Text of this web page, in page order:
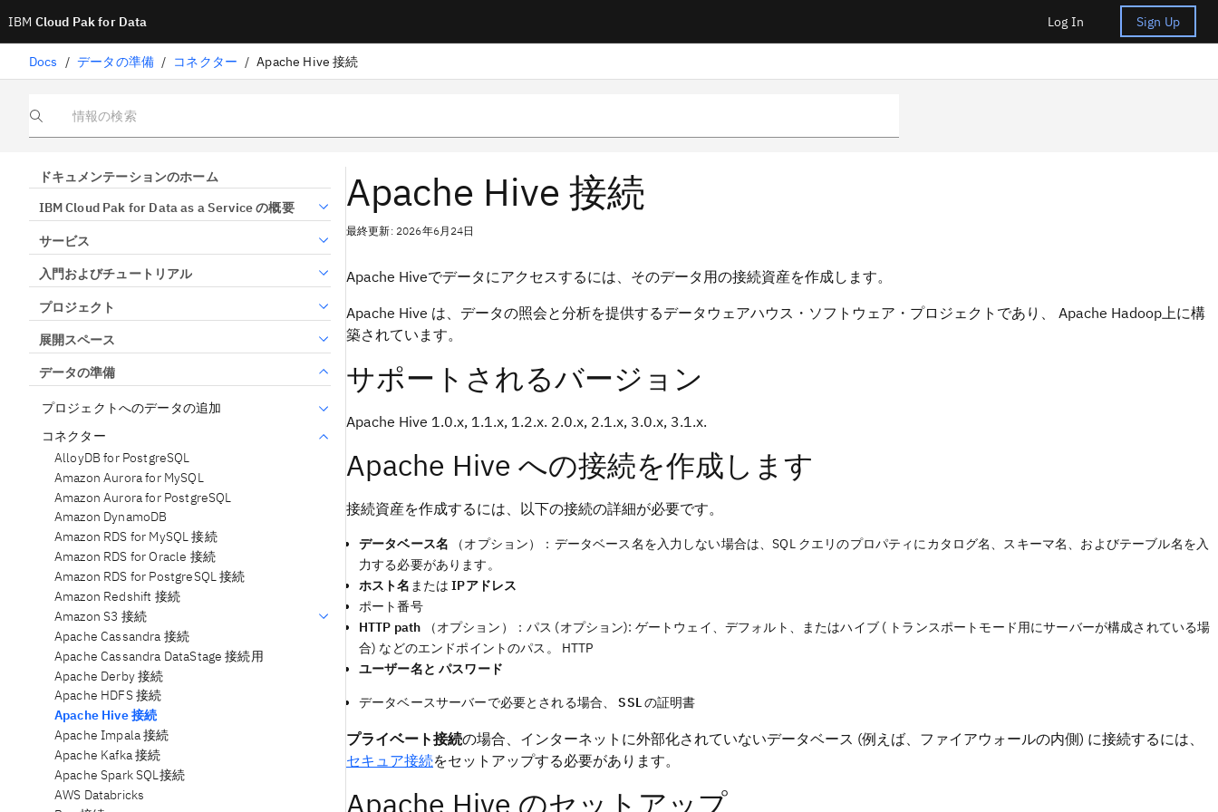
IBM Cloud Pak for Data Log In Sign Up
Docs / データの準備 / コネクター / Apache Hive 接続
情報の検索
ドキュメンテーションのホーム
IBM Cloud Pak for Data as a Service の概要
サービス
入門およびチュートリアル
プロジェクト
展開スペース
データの準備
プロジェクトへのデータの追加
コネクター
AlloyDB for PostgreSQL
Amazon Aurora for MySQL
Amazon Aurora for PostgreSQL
Amazon DynamoDB
Amazon RDS for MySQL 接続
Amazon RDS for Oracle 接続
Amazon RDS for PostgreSQL 接続
Amazon Redshift 接続
Amazon S3 接続
Apache Cassandra 接続
Apache Cassandra DataStage 接続用
Apache Derby 接続
Apache HDFS 接続
Apache Hive 接続
Apache Impala 接続
Apache Kafka 接続
Apache Spark SQL接続
AWS Databricks
Apache Hive 接続
最終更新: 2026年6月24日
Apache Hiveでデータにアクセスするには、そのデータ用の接続資産を作成します。
Apache Hive は、データの照会と分析を提供するデータウェアハウス・ソフトウェア・プロジェクトであり、 Apache Hadoop上に構
築されています。
サポートされるバージョン
Apache Hive 1.0.x, 1.1.x, 1.2.x. 2.0.x, 2.1.x, 3.0.x, 3.1.x.
Apache Hive への接続を作成します
接続資産を作成するには、以下の接続の詳細が必要です。
データベース名 （オプション）：データベース名を入力しない場合は、SQL クエリのプロパティにカタログ名、スキーマ名、およびテーブル名を入
力する必要があります。
ホスト名 またはIPアドレス
ポート番号
HTTP path （オプション）：パス (オプション): ゲートウェイ、デフォルト、またはハイブ ( トランスポートモード用にサーバーが構成されている場
合) などのエンドポイントのパス。 HTTP
ユーザー名と パスワード
データベースサーバーで必要とされる場合、SSLの証明書
プライベート接続の場合、インターネットに外部化されていないデータベース (例えば、ファイアウォールの内側) に接続するには、
セキュア接続をセットアップする必要があります。
Apache Hive のセットアップ